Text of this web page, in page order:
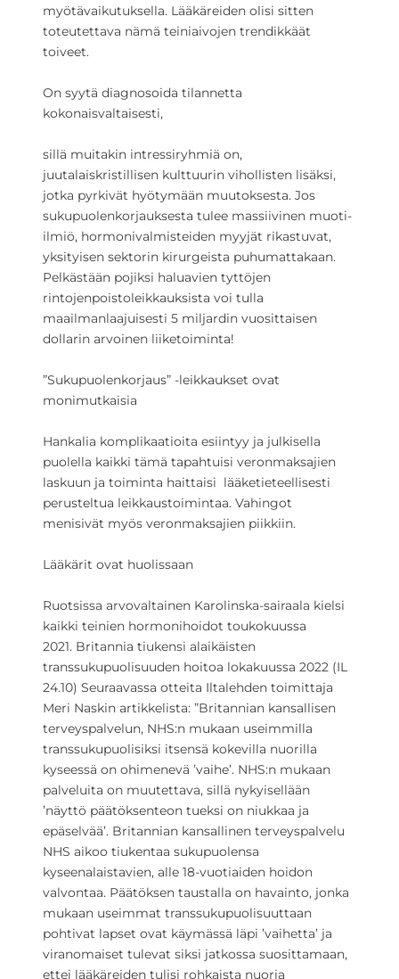
myötävaikutuksella. Lääkäreiden olisi sitten
toteutettava nämä teiniaivojen trendikkäät
toiveet.
On syytä diagnosoida tilannetta
kokonaisvaltaisesti,
sillä muitakin intressiryhmiä on,
juutalaiskristillisen kulttuurin vihollisten lisäksi,
jotka pyrkivät hyötymään muutoksesta. Jos
sukupuolenkorjauksesta tulee massiivinen muoti-
ilmiö, hormonivalmisteiden myyjät rikastuvat,
yksityisen sektorin kirurgeista puhumattakaan.
Pelkästään pojiksi haluavien tyttöjen
rintojenpoistoleikkauksista voi tulla
maailmanlaajuisesti 5 miljardin vuosittaisen
dollarin arvoinen liiketoiminta!
”Sukupuolenkorjaus” -leikkaukset ovat
monimutkaisia
Hankalia komplikaatioita esiintyy ja julkisella
puolella kaikki tämä tapahtuisi veronmaksajien
laskuun ja toiminta haittaisi lääketieteellisesti
perusteltua leikkaustoimintaa. Vahingot
menisivät myös veronmaksajien piikkiin.
Lääkärit ovat huolissaan
Ruotsissa arvovaltainen Karolinska-sairaala kielsi
kaikki teinien hormonihoidot toukokuussa
2021. Britannia tiukensi alaikäisten
transsukupuolisuuden hoitoa lokakuussa 2022 (IL
24.10) Seuraavassa otteita Iltalehden toimittaja
Meri Naskin artikkelista: ”Britannian kansallisen
terveyspalvelun, NHS:n mukaan useimmilla
transsukupuolisiksi itsensä kokevilla nuorilla
kyseessä on ohimenevä ’vaihe’. NHS:n mukaan
palveluita on muutettava, sillä nykyisellään
’näyttö päätöksenteon tueksi on niukkaa ja
epäselvää’. Britannian kansallinen terveyspalvelu
NHS aikoo ​​tiukentaa sukupuolensa
kyseenalaistavien, alle 18-vuotiaiden hoidon
valvontaa. Päätöksen taustalla on havainto, jonka
mukaan useimmat transsukupuolisuuttaan
pohtivat lapset ovat käymässä läpi ’vaihetta’ ja
viranomaiset tulevat siksi jatkossa suosittamaan,
ettei lääkäreiden tulisi rohkaista nuoria